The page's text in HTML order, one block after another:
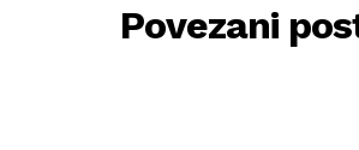
Povezani